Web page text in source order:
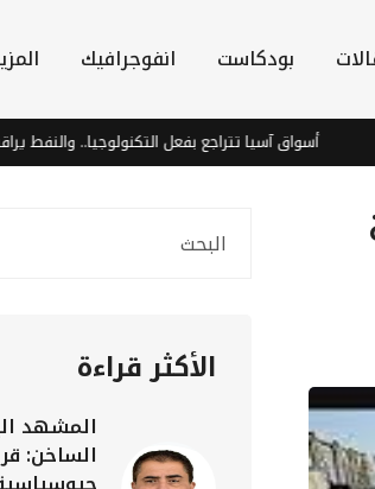
بودكاست انفوجرافيك
أسواق آسيا تتراجع بفعل التكنولوجيا.. والنفط يراقب
الأكثر قراءة
المشهد
الساخن: